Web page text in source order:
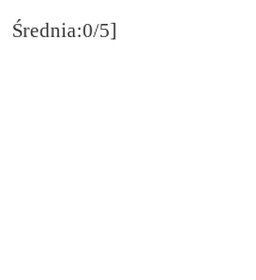
Średnia:0/5]